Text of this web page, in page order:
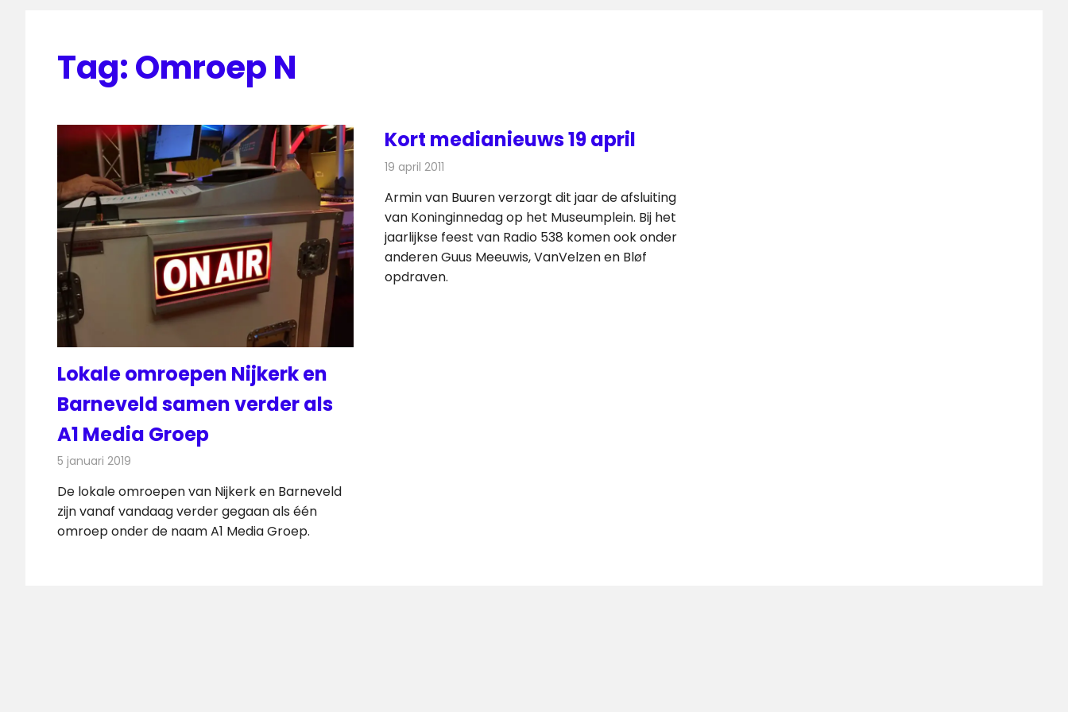
Tag:Omroep N
Lokale omroepen Nijkerk en
Barneveld samen verder als
A1 Media Groep
5 januari 2019
De lokale omroepen van Nijkerk en Barneveld
zijn vanaf vandaag verder gegaan als één
omroep onder de naam A1 Media Groep.
Kort medianieuws 19 april
19 april 2011
Armin van Buuren verzorgt dit jaar de afsluiting
van Koninginnedag op het Museumplein. Bij het
jaarlijkse feest van Radio 538 komen ook onder
anderen Guus Meeuwis, VanVelzen en Bløf
opdraven.